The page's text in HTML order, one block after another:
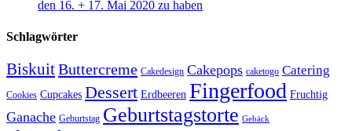
den 16. + 17. Mai 2020 zu haben
Schlagwörter
BiskuitButtercreme Cakedesign Cakepops caketogo Catering
Cookies Cupcakes Dessert Erdbeeren Fingerfood Fruchtig
Ganache Geburtstag Geburtstagstorte Gebäck